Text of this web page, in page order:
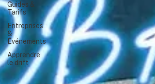
Guides &
Tarifs
Entreprises
&
Événements
Apprendre
le drift